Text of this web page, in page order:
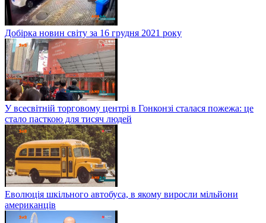
Добірка новин світу за 16 грудня 2021 року
У всесвітній торговому центрі в Гонконзі сталася пожежа: це
стало пасткою для тисяч людей
Еволюція шкільного автобуса, в якому виросли мільйони
американців